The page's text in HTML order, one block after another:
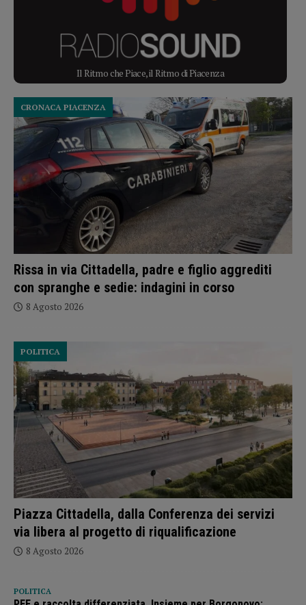
Il Ritmo che Piace, il Ritmo di Piacenza
Rissa in via Cittadella, padre e figlio aggrediti
con spranghe e sedie: indagini in corso
CRONACA PIACENZA
8 Agosto 2026
Piazza Cittadella, dalla Conferenza dei servizi
via libera al progetto di riqualificazione
POLITICA
8 Agosto 2026
POLITICA